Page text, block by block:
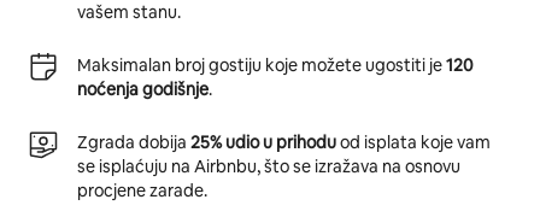
vašem stanu.
Maksimalan broj gostiju koje možete ugostiti je120
noćenja godišnje.
Zgrada dobija 25% udio u prihoduod isplata koje vam
se isplaćuju na Airbnbu, što se izražava na osnovu
procjene zarade.